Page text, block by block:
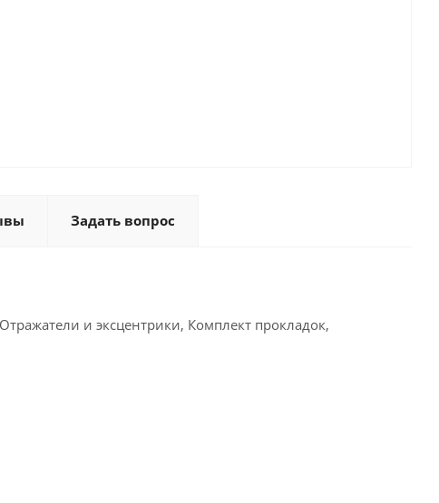
Задать вопрос
и эксцентрики, Комплект прокладок,